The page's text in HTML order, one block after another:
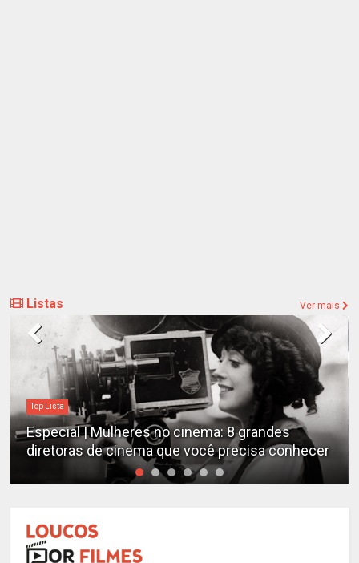
Listas Ver mais
Top Lista
Especial | Mulheres no cinema: 8 grandes
diretoras de cinema que você precisa conhecer